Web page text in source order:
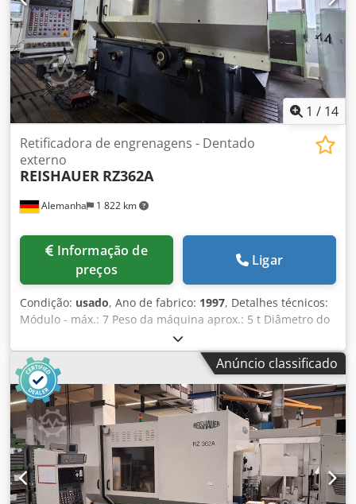
1 / 14
Alemanha 1 822 km
Retificadora de engrenagens - Dentado
externo
REISHAUER RZ362A
preços
Ligar
Condição: usado, Ano de fabrico: 1997, Detalhes técnicos:
Módulo - máx.: 7 Peso da máquina aprox.: 5 t Diâmetro do
verme de retificação: 280-350 mm Largura do verme de
retificação: 84-104 mm Número de dentes - mín.: 6
Cedpfxjx Aq Ege Akcorf Número de dentes - máx.: 600
Maior diâmetro admissível do círculo principal: 360 mm
Peso máximo da peça: 60 kg sem filtro com refrigeração de
óleo hidráulico e retorno de óleo de moagem
Anúncio classificado